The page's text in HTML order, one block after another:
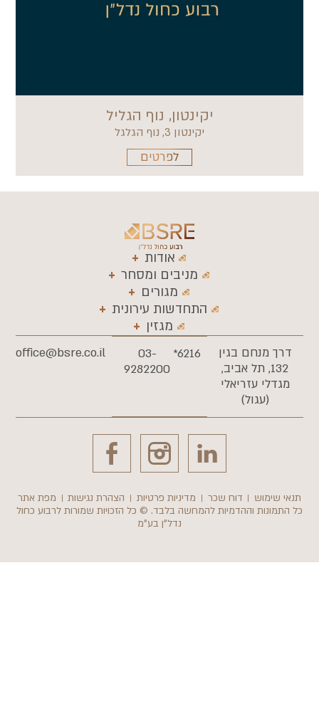
יקינטון, נוף הגליל
יקינטון 3, נוף הגלגל
לפרטים
אודות
מניבים ומסחר
מגורים
התחדשות עירונית
מגזין
מנחם בגין
132, תל אביב,
עזריאלי
6216*
03-
9282200
office@bsre.co.il
שימוש דוח שכר מדיניות פרטיות הצהרת נגישות
מפת אתר
וההדמיות להמחשה בלבד. © כל הזכויות שמורות לרבוע כחול
נדל"ן בע"מ